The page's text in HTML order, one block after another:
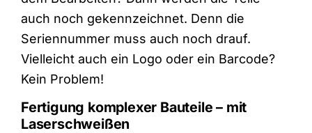
auch noch gekennzeichnet. Denn die
Seriennummer muss auch noch drauf.
Vielleicht auch ein Logo oder ein Barcode?
Kein Problem!​
Fertigung komplexer Bauteile – mit
Laserschweißen